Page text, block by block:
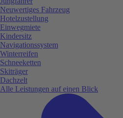
Neuwertiges Fahrzeug
Hotelzustellung
Einwegmiete
Kindersitz
Navigationssystem
Winterreifen
Schneeketten
Skiträger
Dachzelt
Alle Leistungen auf einen Blick